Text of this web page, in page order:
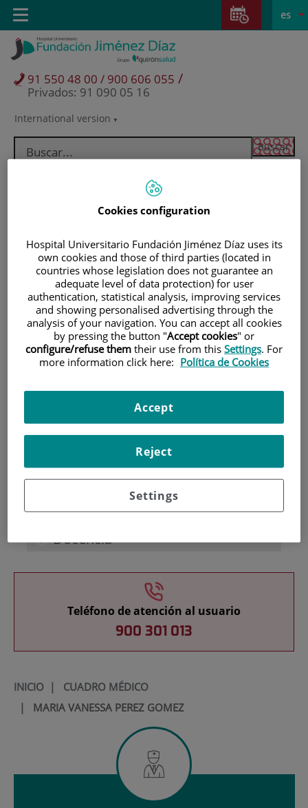
Saltar al contenido
Saltar
contenido
Selector
idioma
activo
es
International version
91 550 48 00 / 900 606 055 /
Privados: 91 090 05 16
Toggle
navigation
Pacientes y visitantes
Investigación
Docencia
Teléfono de atención al usuario
900 301 013
INICIO| CUADRO MÉDICO
| MARIA VANESSA PEREZ GOMEZ
Cookies configuration
Hospital Universitario Fundación Jiménez Díaz uses its
own cookies and those of third parties (located in
countries whose legislation does not guarantee an
adequate level of data protection) for user
authentication, statistical analysis, improving services
and showing personalised advertising through the
analysis of your navigation. You can accept all cookies
by pressing the button "Accept cookies" or
configure/refuse them their use from this Settings. For
more information click here: Política de Cookies
Settings
Reject
Accept